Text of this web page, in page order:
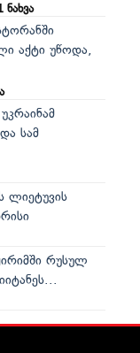
ნახვა
აქტი უწოდა,
სამ
ლიეტუვის
რუსულ